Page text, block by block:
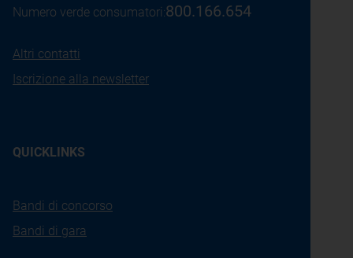
Numero verde consumatori:800.166.654
Altri contatti
Iscrizione alla newsletter
QUICKLINKS
Bandi di concorso
Bandi di gara